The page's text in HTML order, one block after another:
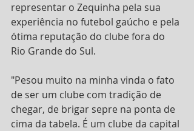
representar o Zequinha pela sua
experiência no futebol gaúcho e pela
ótima reputação do clube fora do
Rio Grande do Sul.
"Pesou muito na minha vinda o fato
de ser um clube com tradição de
chegar, de brigar sepre na ponta de
cima da tabela. É um clube da capital